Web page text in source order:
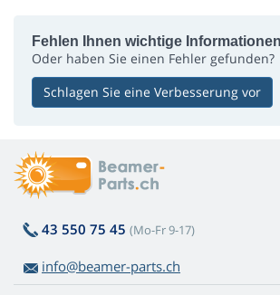
Fehlen Ihnen wichtige
Oder haben Sie einen Fehler gefunden?
Schlagen Sie eine Verbesserung vor
43 550 75 45 (Mo-Fr 9-17)
info@beamer-parts.ch